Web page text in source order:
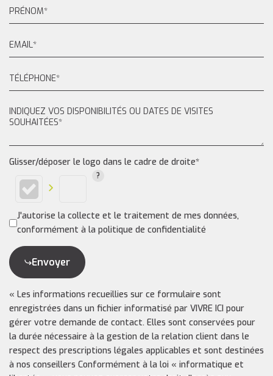
Glisser/déposer le logo dans le cadre de droite*
J'autorise la collecte et le traitement de mes données,
conformément à la politique de confidentialité
Envoyer
« Les informations recueillies sur ce formulaire sont
enregistrées dans un fichier informatisé par VIVRE ICI pour
gérer votre demande de contact. Elles sont conservées pour
la durée nécessaire à la gestion de la relation client dans le
respect des prescriptions légales applicables et sont destinées
à nos conseillers Conformément à la loi « informatique et